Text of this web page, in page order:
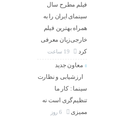
فیلم مطرح سال
سینمای ایران را به
همراه بهترین فیلم
خارجی‌زبان معرفی
کرد
معاون جدید
ارزشیابی و نظارت
سینما : کار ما
تنظیم‌گری است نه
ممیزی